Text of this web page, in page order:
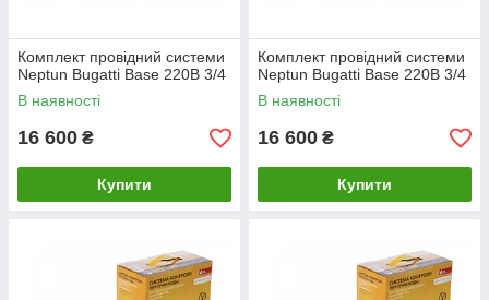
Комплект провідний системи
Neptun Bugatti Base 220B 3/4
В наявності
16 600 ₴
Купити
Комплект провідний системи
Neptun Bugatti Base 220B 3/4
В наявності
16 600 ₴
Купити